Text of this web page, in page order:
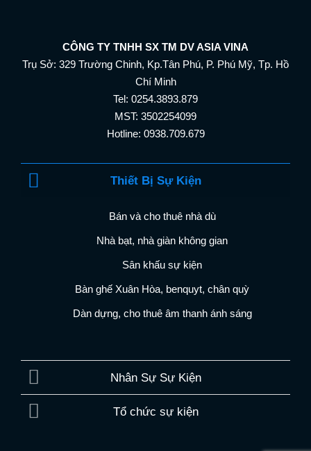
CÔNG TY TNHH SX TM DV ASIA VINA
Trụ Sở: 329 Trường Chinh, Kp.Tân Phú, P. Phú Mỹ, Tp. Hồ
Chí Minh
Tel: 0254.3893.879
MST: 3502254099
Hotline: 0938.709.679
Thiết Bị Sự Kiện
Bán và cho thuê nhà dù
Nhà bạt, nhà giàn không gian
Sân khấu sự kiện
Bàn ghế Xuân Hòa, benquyt, chân quỳ
Dàn dựng, cho thuê âm thanh ánh sáng
Nhân Sự Sự Kiện
Tổ chức sự kiện